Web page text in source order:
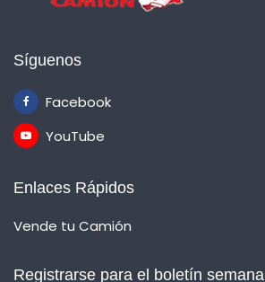
Síguenos
Facebook
YouTube
Enlaces Rápidos
Vende tu Camión
Registrarse para el boletín semanal